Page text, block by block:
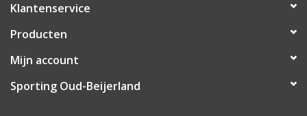
Klantenservice
Producten
Mijn account
Sporting Oud-Beijerland